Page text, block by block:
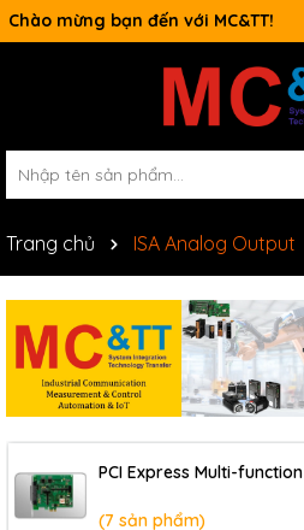
Switch công nghiệp
Trang chủ ISA Analog Output
PCI Express Multi-function
(7 sản phẩm)